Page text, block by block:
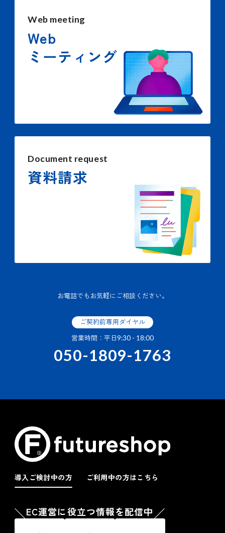
Web meeting
Web
ミーティング
Document request
資料請求
お電話でもお気軽にご相談ください。
ご契約前専用ダイヤル
営業時間：平日9:30 - 18:00
050-1809-1763
導入ご検討中の方 ご利用中の方はこちら
EC運営に役立つ情報を配信中